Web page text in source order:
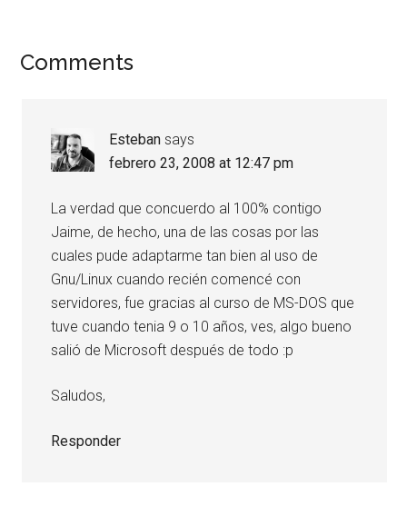
Reader
Comments
Esteban says
febrero 23, 2008 at 12:47 pm
La verdad que concuerdo al 100% contigo
Jaime, de hecho, una de las cosas por las
cuales pude adaptarme tan bien al uso de
Gnu/Linux cuando recién comencé con
servidores, fue gracias al curso de MS-DOS que
tuve cuando tenia 9 o 10 años, ves, algo bueno
salió de Microsoft después de todo :p
Saludos,
Responder